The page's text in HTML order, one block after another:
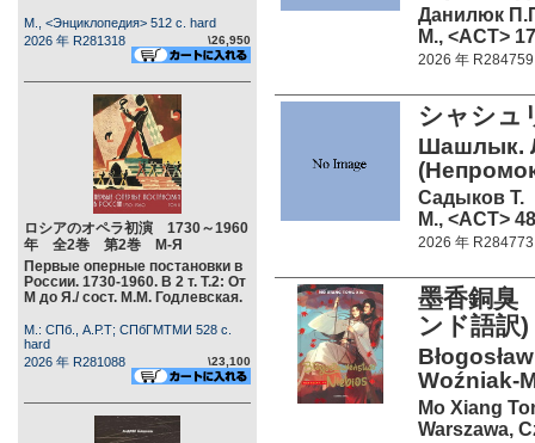
М., <Энциклопедия> 512 c. hard
2026 年 R281318
\26,950
ロシアのオペラ初演 1730～1960
年 全2巻 第2巻 М-Я
Первые оперные постановки в
России. 1730-1960. В 2 т. Т.2: От
М до Я./ сост. М.М. Годлевская.
М.: СПб., А.Р.Т; СПбГМТМИ 528 c.
hard
2026 年 R281088
\23,100
Данилюк
М., <АСТ>
2026 年 R284759
シャシ
Шашлык.
Садыков Т.
М., <АСТ>
2026 年 R284773
墨香銅
ンド語訳)
Woźniak-
Mo Xiang
Warszawa,